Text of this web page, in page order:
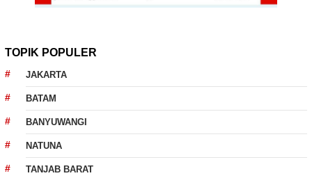
TOPIK POPULER
JAKARTA
BATAM
BANYUWANGI
NATUNA
TANJAB BARAT